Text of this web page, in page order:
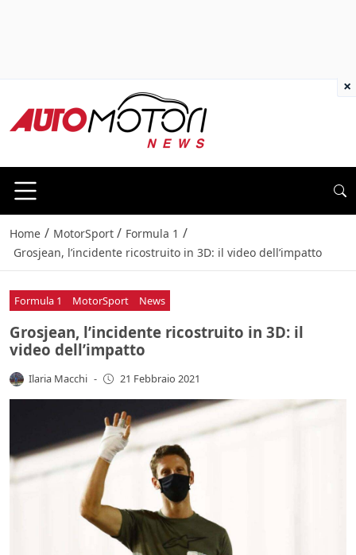
Home / MotorSport / Formula 1 /
Grosjean, l’incidente ricostruito in 3D: il video dell’impatto
Formula 1 MotorSport News
Grosjean, l’incidente ricostruito in 3D: il
video dell’impatto
Ilaria Macchi - 21 Febbraio 2021
×